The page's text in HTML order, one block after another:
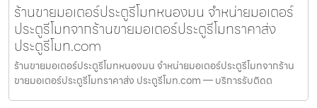
ร้านขายมอเตอร์ประตูรีโมทหนองมน จำหน่ายมอเตอร์
ประตูรีโมทจากร้านขายมอเตอร์ประตูรีโมทราคาส่ง
ประตูรีโมท.com
ร้านขายมอเตอร์ประตูรีโมทหนองมน จำหน่ายมอเตอร์ประตูรีโมทจากร้าน
ขายมอเตอร์ประตูรีโมทราคาส่ง ประตูรีโมท.com — บริการรับติดต